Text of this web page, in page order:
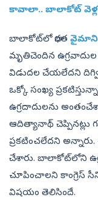
కావాలా.. బాలాకోట్‌
బాలాకోట్‌లో భారత
మృతిచెందిన
విడుదల చేయలేదని
ఒక్కో సంఖ్య
ఉగ్రదాదులను
ఆదిత్యానాథ్‌ చెప్పినట్లు
ప్రకటించలేదని
చేశారు. బాలాకోట్‌లోని
చూపించాలని కాంగ్రెస్‌
విషయం తెలిసిందే.